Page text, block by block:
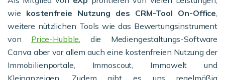
wie kostenfreie Nutzung des CRM-Tool On-Office,
weitere nützlichen Tools wie das Bewertungsinstrument
von Price-Hubble, die Mediengestaltungs-Software
Canva aber vor allem auch eine kostenfreien Nutzung der
Immobilienportale, Immoscout, Immowelt und